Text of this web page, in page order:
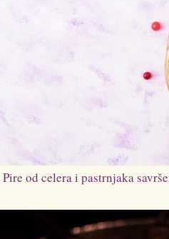
Pire od celera i pastrnjaka